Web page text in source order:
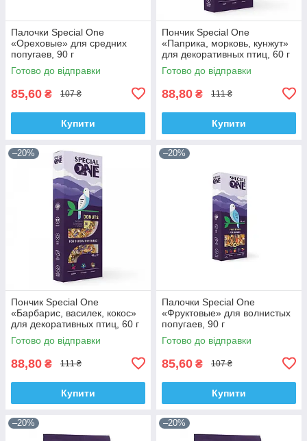
Палочки Speciаl One
«Ореховые» для средних
попугаев, 90 г
Готово до відправки
85,60 ₴ 107 ₴
Купити
Пончик Speciаl One
«Паприка, морковь, кунжут»
для декоративных птиц, 60 г
Готово до відправки
88,80 ₴ 111 ₴
Купити
–20%
Пончик Special One
«Барбарис, василек, кокос»
для декоративных птиц, 60 г
Готово до відправки
88,80 ₴ 111 ₴
Купити
–20%
Палочки Speciаl One
«Фруктовые» для волнистых
попугаев, 90 г
Готово до відправки
85,60 ₴ 107 ₴
Купити
–20% –20%